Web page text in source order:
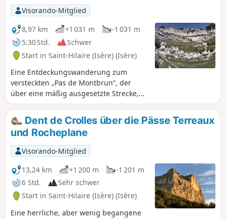
Visorando-Mitglied
8,97 km
+1 031 m
-1 031 m
5:30 Std.
Schwer
Start in Saint-Hilaire (Isère) (Isère)
Eine Entdeckungswanderung zum
versteckten „Pas de Montbrun“, der
über eine mäßig ausgesetzte Strecke,
die bis auf die Orientierung im oberen
Abschnitt keine größeren
Schwierigkeiten bereitet, zum Kamm
der „Rochers de Bellefont“ führt. Von
Les Massards aus folgt der Weg
zunächst in Richtung Source du
Sanglier und dann zum Col de Marcieu,
den er gegenüber dem Pas de
Montbrun verlässt. Ein Pfad führt über
ein Geröllfeld hinauf und erreicht nach
einigen kleinen Kletterpassagen den
Dent de Crolles über die Pässe Terreaux
und Rocheplane
Visorando-Mitglied
13,24 km
+1 200 m
-1 201 m
6 Std.
Sehr schwer
Start in Saint-Hilaire (Isère) (Isère)
Eine herrliche, aber wenig begangene